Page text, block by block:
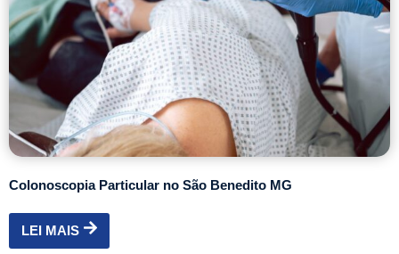
Colonoscopia Particular no São Benedito MG
LEI MAIS